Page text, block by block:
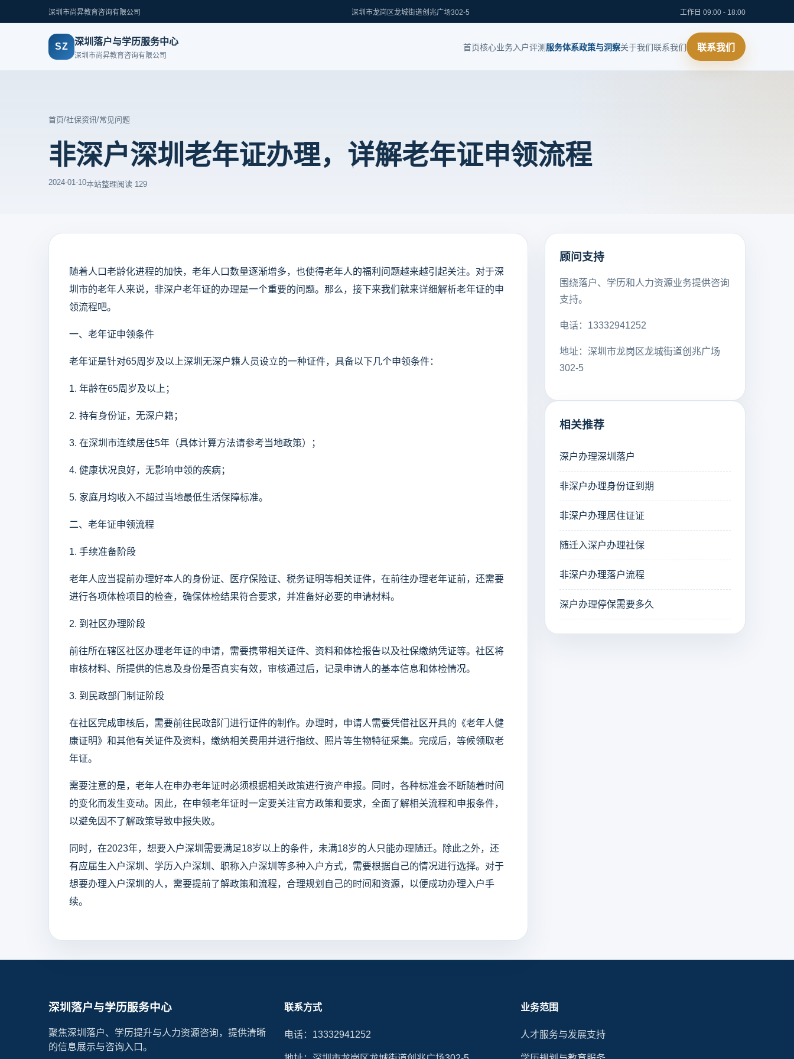
深圳市尚昇教育咨询有限公司 深圳市龙岗区龙城街道创兆广场302-5 工作日 09:00 - 18:00
SZ 深圳落户与学历服务中心
深圳市尚昇教育咨询有限公司
首页核心业务入户评测 服务体系政策与洞察关于我们联系我们 联系我们
首页/社保资讯/常见问题
非深户深圳老年证办理，详解老年证申领流程
2024-01-10本站整理阅读 129
随着人口老龄化进程的加快，老年人口数量逐渐增多，也使得老年人的福利问题越来越引起关注。对于深
圳市的老年人来说，非深户老年证的办理是一个重要的问题。那么，接下来我们就来详细解析老年证的申
领流程吧。
一、老年证申领条件
老年证是针对65周岁及以上深圳无深户籍人员设立的一种证件，具备以下几个申领条件：
1. 年龄在65周岁及以上；
2. 持有身份证，无深户籍；
3. 在深圳市连续居住5年（具体计算方法请参考当地政策）；
4. 健康状况良好，无影响申领的疾病；
5. 家庭月均收入不超过当地最低生活保障标准。
二、老年证申领流程
1. 手续准备阶段
老年人应当提前办理好本人的身份证、医疗保险证、税务证明等相关证件，在前往办理老年证前，还需要
进行各项体检项目的检查，确保体检结果符合要求，并准备好必要的申请材料。
2. 到社区办理阶段
前往所在辖区社区办理老年证的申请，需要携带相关证件、资料和体检报告以及社保缴纳凭证等。社区将
审核材料、所提供的信息及身份是否真实有效，审核通过后，记录申请人的基本信息和体检情况。
3. 到民政部门制证阶段
在社区完成审核后，需要前往民政部门进行证件的制作。办理时，申请人需要凭借社区开具的《老年人健
康证明》和其他有关证件及资料，缴纳相关费用并进行指纹、照片等生物特征采集。完成后，等候领取老
年证。
需要注意的是，老年人在申办老年证时必须根据相关政策进行资产申报。同时，各种标准会不断随着时间
的变化而发生变动。因此，在申领老年证时一定要关注官方政策和要求，全面了解相关流程和申报条件，
以避免因不了解政策导致申报失败。
同时，在2023年，想要入户深圳需要满足18岁以上的条件，未满18岁的人只能办理随迁。除此之外，还
有应届生入户深圳、学历入户深圳、职称入户深圳等多种入户方式，需要根据自己的情况进行选择。对于
想要办理入户深圳的人，需要提前了解政策和流程，合理规划自己的时间和资源，以便成功办理入户手
续。
顾问支持
围绕落户、学历和人力资源业务提供咨询
支持。
电话：13332941252
地址：深圳市龙岗区龙城街道创兆广场
302-5
相关推荐
深户办理深圳落户
非深户办理身份证到期
非深户办理居住证证
随迁入深户办理社保
非深户办理落户流程
深户办理停保需要多久
深圳落户与学历服务中心
聚焦深圳落户、学历提升与人力资源咨询，提供清晰
的信息展示与咨询入口。
联系方式
电话：13332941252
业务范围
人才服务与发展支持